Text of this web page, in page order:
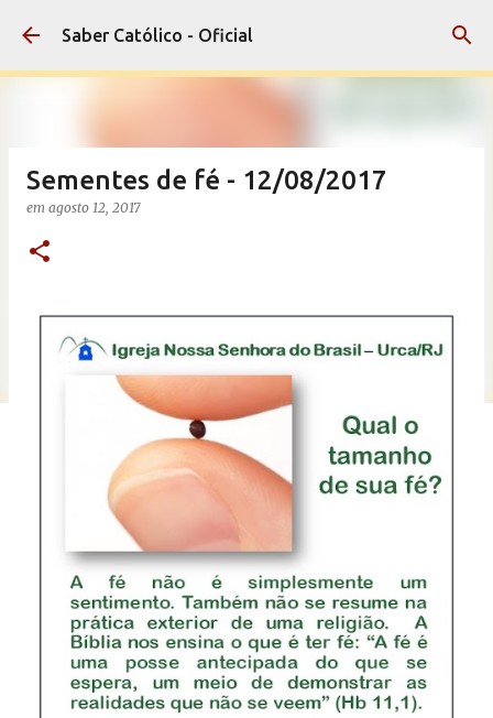
Pular para o conteúdo principal
Saber Católico - Oficial
Sementes de fé - 12/08/2017
em agosto 12, 2017